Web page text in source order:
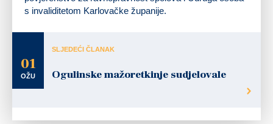
s invaliditetom Karlovačke županije.
01
OŽU
SLJEDEĆI ČLANAK
Ogulinske mažoretkinje sudjelovale